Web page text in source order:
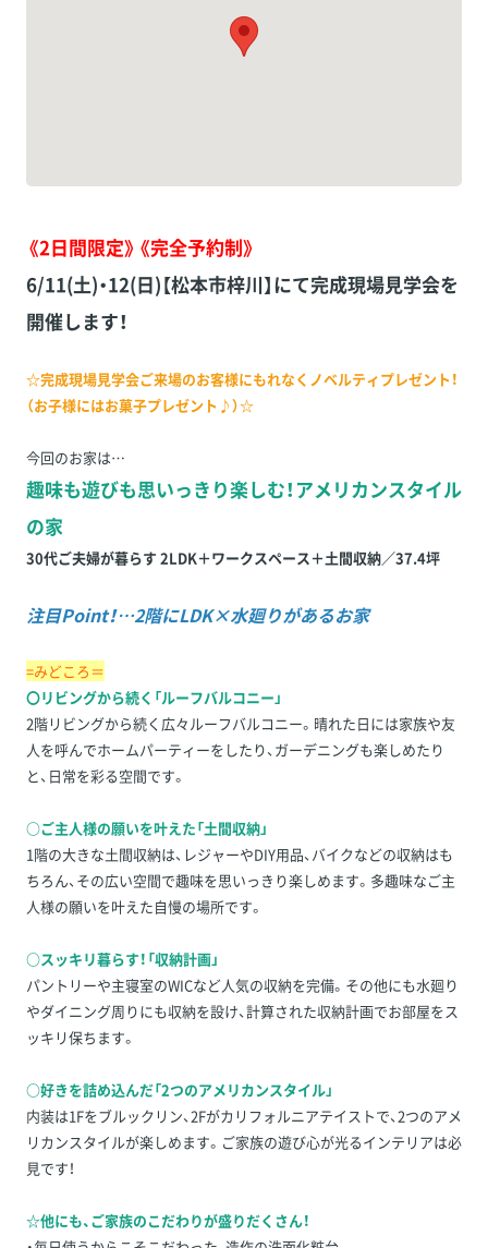
《2日間限定》《完全予約制》
6/11(土)・12(日)【松本市梓川】にて完成現場見学会を
開催します！
☆完成現場見学会ご来場のお客様にもれなくノベルティプレゼント！
（お子様にはお菓子プレゼント♪）☆
今回のお家は…
趣味も遊びも思いっきり楽しむ！アメリカンスタイル
の家
30代ご夫婦が暮らす 2LDK＋ワークスペース＋土間収納／37.4坪
注目Point！…2階にLDK×水廻りがあるお家
=みどころ＝
〇リビングから続く「ルーフバルコニー」
2階リビングから続く広々ルーフバルコニー。晴れた日には家族や友
人を呼んでホームパーティーをしたり、ガーデニングも楽しめたり
と、日常を彩る空間です。
○ご主人様の願いを叶えた「土間収納」
1階の大きな土間収納は、レジャーやDIY用品、バイクなどの収納はも
ちろん、その広い空間で趣味を思いっきり楽しめます。多趣味なご主
人様の願いを叶えた自慢の場所です。
○スッキリ暮らす！「収納計画」
パントリーや主寝室のWICなど人気の収納を完備。その他にも水廻り
やダイニング周りにも収納を設け、計算された収納計画でお部屋をス
ッキリ保ちます。
○好きを詰め込んだ「2つのアメリカンスタイル」
内装は1Fをブルックリン、2Fがカリフォルニアテイストで、2つのアメ
リカンスタイルが楽しめます。ご家族の遊び心が光るインテリアは必
見です！
☆他にも、ご家族のこだわりが盛りだくさん！